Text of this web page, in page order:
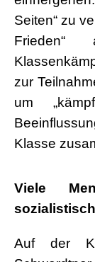
Seiten“ zu
Frieden“
zur
um
Klasse
Viele
Auf der